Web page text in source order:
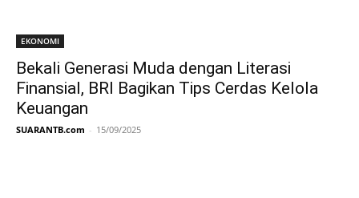
EKONOMI
Bekali Generasi Muda dengan Literasi
Finansial, BRI Bagikan Tips Cerdas Kelola
Keuangan
SUARANTB.com - 15/09/2025